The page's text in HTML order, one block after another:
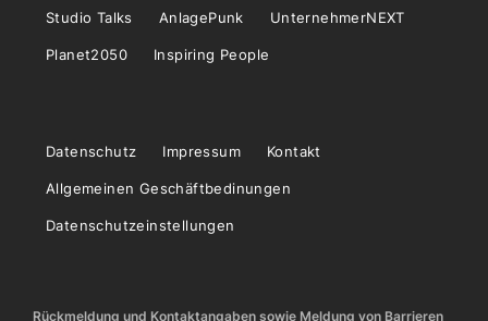
Studio Talks AnlagePunk UnternehmerNEXT
Planet2050 Inspiring People
Datenschutz Impressum Kontakt
Allgemeinen Geschäftbedinungen
Datenschutzeinstellungen
Rückmeldung und Kontaktangaben sowie Meldung von Barrieren